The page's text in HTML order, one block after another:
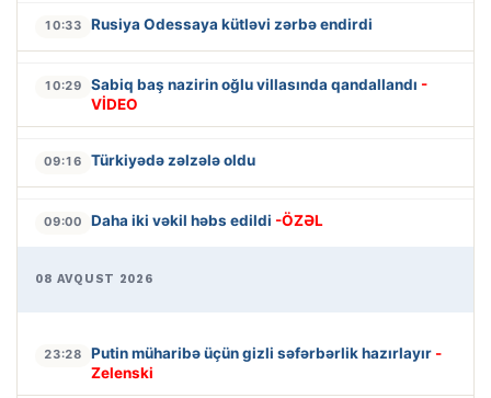
10:33 Rusiya Odessaya kütləvi zərbə endirdi
10:29 Sabiq baş nazirin oğlu villasında qandallandı -
VİDEO
09:16 Türkiyədə zəlzələ oldu
09:00 Daha iki vəkil həbs edildi -ÖZƏL
08 AVQUST 2026
23:28 Putin müharibə üçün gizli səfərbərlik hazırlayır -
Zelenski